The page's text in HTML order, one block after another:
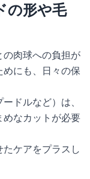
の形や毛
肉球への負担が
にも、日々の保
ドルなど）は、
なカットが必要
ケアをプラスし